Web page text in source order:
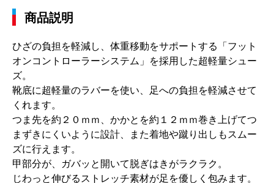
商品説明
ひざの負担を軽減し、体重移動をサポートする「フット
オンコントローラーシステム」を採用した超軽量シュー
ズ。
靴底に超軽量のラバーを使い、足への負担を軽減させて
くれます。
つま先を約２０ｍｍ、かかとを約１２ｍｍ巻き上げてつ
まずきにくいように設計、また着地や蹴り出しもスムー
ズに行えます。
甲部分が、ガバッと開いて脱ぎはきがラクラク。
じわっと伸びるストレッチ素材が足を優しく包みます。